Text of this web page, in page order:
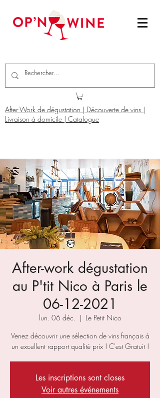
After-Work de dégustation | Découverte de vins |
Livraison à domicile | Catalogue
After-work dégustation
au P'tit Nico à Paris le
06-12-2021
lun. 06 déc.
  |
Le Petit Nico
Venez découvrir une sélection de vins français à
un excellent rapport qualité prix ! C'est Gratuit !
Les inscriptions sont closes
Voir autres événements